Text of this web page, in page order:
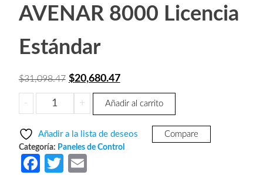
AVENAR 8000 Licencia
Estándar
$31,098.47 El
precio
original
$31,098.47.
$20,680.47El
precio
$20,680.47.
-
BOSCH
F_FPE8000SPC-
Principal
AVENAR
8000
+ Añadir al carrito
Añadir a la lista de deseos Compare
Categoría: Paneles de Control
Fa
T